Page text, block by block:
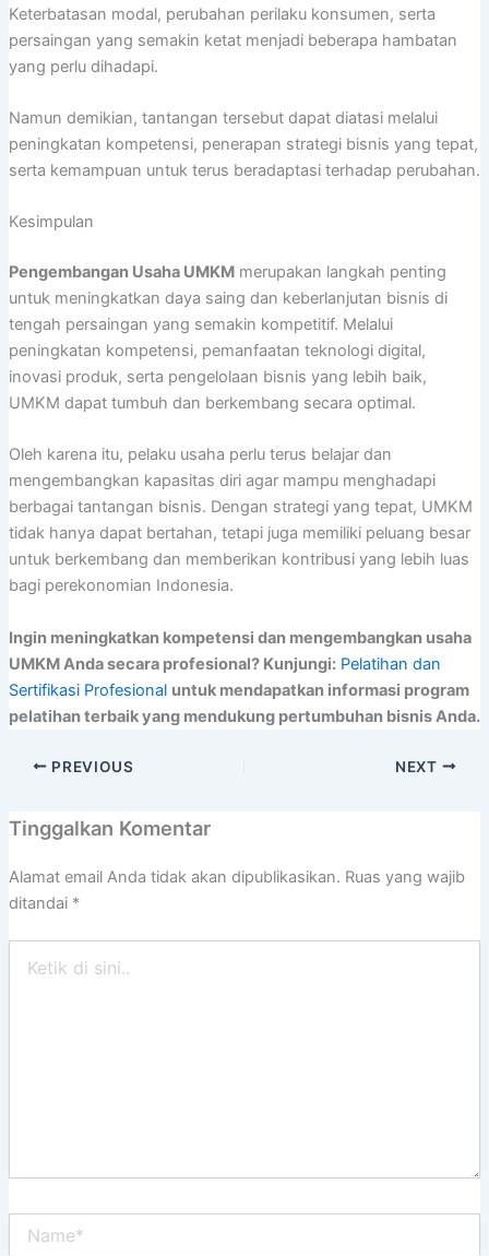
Keterbatasan modal, perubahan perilaku konsumen, serta
persaingan yang semakin ketat menjadi beberapa hambatan
yang perlu dihadapi.
Namun demikian, tantangan tersebut dapat diatasi melalui
peningkatan kompetensi, penerapan strategi bisnis yang tepat,
serta kemampuan untuk terus beradaptasi terhadap perubahan.
Kesimpulan
Pengembangan Usaha UMKMmerupakan langkah penting
untuk meningkatkan daya saing dan keberlanjutan bisnis di
tengah persaingan yang semakin kompetitif. Melalui
peningkatan kompetensi, pemanfaatan teknologi digital,
inovasi produk, serta pengelolaan bisnis yang lebih baik,
UMKM dapat tumbuh dan berkembang secara optimal.
Oleh karena itu, pelaku usaha perlu terus belajar dan
mengembangkan kapasitas diri agar mampu menghadapi
berbagai tantangan bisnis. Dengan strategi yang tepat, UMKM
tidak hanya dapat bertahan, tetapi juga memiliki peluang besar
untuk berkembang dan memberikan kontribusi yang lebih luas
bagi perekonomian Indonesia.
Ingin meningkatkan kompetensi dan mengembangkan usaha
UMKM Anda secara profesional? Kunjungi: Pelatihan dan
Sertifikasi Profesional untuk mendapatkan informasi program
pelatihan terbaik yang mendukung pertumbuhan bisnis Anda.
PREVIOUS NEXT
Tinggalkan Komentar
Alamat email Anda tidak akan dipublikasikan. Ruas yang wajib
ditandai *